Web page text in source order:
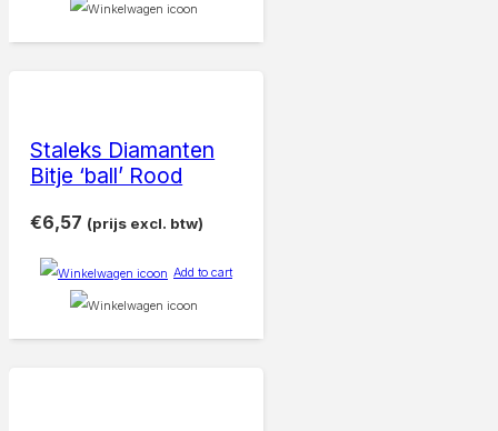
Staleks Diamanten
Bitje ‘ball’ Rood
€6,57 (prijs excl. btw)
Add to cart